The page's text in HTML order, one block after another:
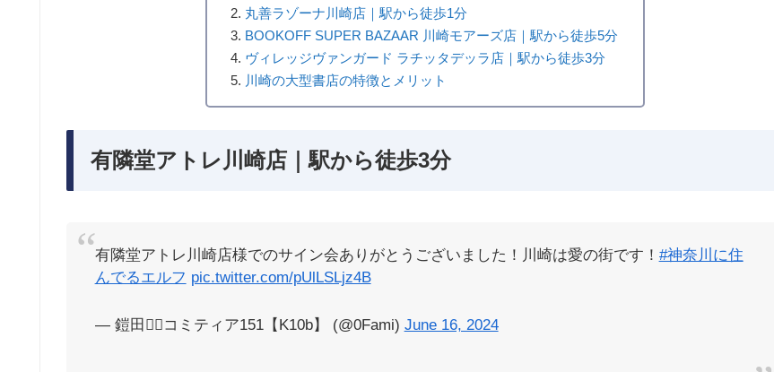
丸善ラゾーナ川崎店｜駅から徒歩1分
BOOKOFF SUPER BAZAAR 川崎モアーズ店｜駅から徒歩5分
ヴィレッジヴァンガード ラチッタデッラ店｜駅から徒歩3分
川崎の大型書店の特徴とメリット
有隣堂アトレ川崎店｜駅から徒歩3分
有隣堂アトレ川崎店様でのサイン会ありがとうございました！川崎は愛の街です！ #神奈川に住
んでるエルフ pic.twitter.com/pUlLSLjz4B
— 鎧田🧝‍♂️コミティア151【K10b】 (@0Fami) June 16, 2024